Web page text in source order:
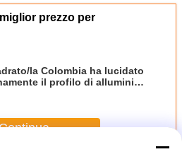
prezzo per
la Colombia ha lucidato
il profilo di alluminio,